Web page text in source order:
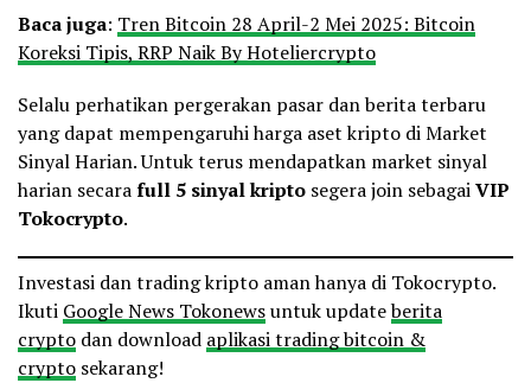
Baca juga: Tren Bitcoin 28 April-2 Mei 2025: Bitcoin
Koreksi Tipis, RRP Naik By Hoteliercrypto
Selalu perhatikan pergerakan pasar dan berita terbaru
yang dapat mempengaruhi harga aset kripto di Market
Sinyal Harian. Untuk terus mendapatkan market sinyal
harian secarafull 5 sinyalkripto segera join sebagaiVIP
Tokocrypto.
Investasi dan trading kripto aman hanya di Tokocrypto.
Ikuti Google News Tokonewsuntuk updateberita
crypto dan download aplikasi trading bitcoin &
crypto sekarang!